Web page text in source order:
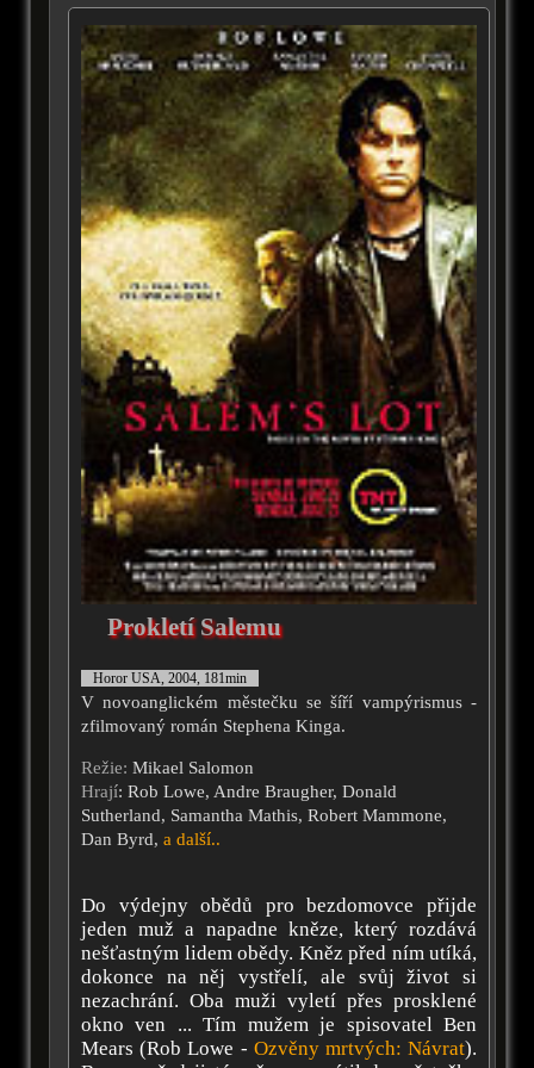
Prokletí Salemu
Horor USA, 2004, 181min
V novoanglickém městečku se šíří vampýrismus -
zfilmovaný román Stephena Kinga.
Režie: Mikael Salomon
Hrají: Rob Lowe, Andre Braugher, Donald
Sutherland, Samantha Mathis, Robert Mammone,
Dan Byrd, a další..
Do výdejny obědů pro bezdomovce přijde
jeden muž a napadne kněze, který rozdává
nešťastným lidem obědy. Kněz před ním utíká,
dokonce na něj vystřelí, ale svůj život si
nezachrání. Oba muži vyletí přes prosklené
okno ven ... Tím mužem je spisovatel Ben
Mears (Rob Lowe - Ozvěny mrtvých: Návrat).